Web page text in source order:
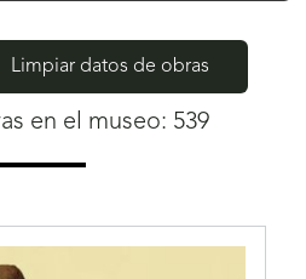
Limpiar datos de obras
en el museo: 539